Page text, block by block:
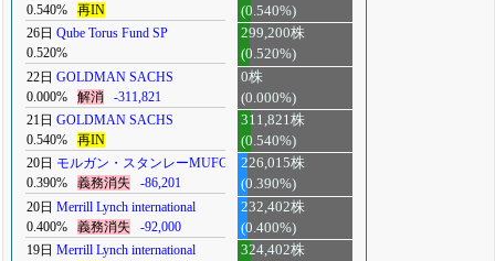
0.540%
再IN
(0.540%)
26日 Qube Torus Fund SP
0.520%
299,200株
(0.520%)
22日 GOLDMAN SACHS
0.000%
解消 -311,821
0株
(0.000%)
21日 GOLDMAN SACHS
0.540%
再IN
311,821株
(0.540%)
20日 モルガン・スタンレーMUFG
0.390%
義務消失 -86,201
226,015株
(0.390%)
20日 Merrill Lynch international
0.400%
義務消失 -92,000
232,402株
(0.400%)
19日 Merrill Lynch international
324,402株